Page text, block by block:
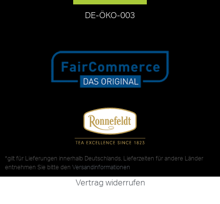
DE-ÖKO-003
*gilt für Lieferungen innerhalb Deutschlands, Lieferzeiten für andere Länder
entnehmen Sie bitte den Versandinformationen
Vertrag widerrufen